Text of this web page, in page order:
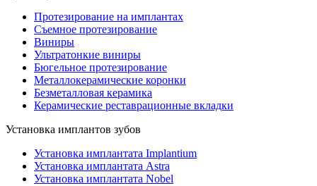
Протезирование на имплантах
Съемное протезирование
Виниры
Ультратонкие виниры
Бюгельное протезирование
Металлокерамические коронки
Безметалловая керамика
Керамические реставрационные вкладки
Установка имплантов зубов
Установка имплантата Implantium
Установка имплантата Astra
Установка имплантата Nobel